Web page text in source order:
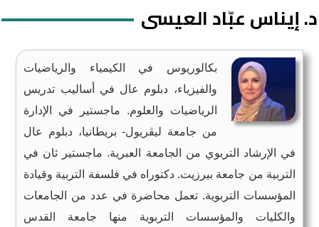
د. إيناس عبّاد العيسى
بكالوريوس في الكيمياء والرياضيات
والفيزياء، دبلوم عال في أساليب تدريس
الرياضيات والعلوم. ماجستير في الإدارة
من جامعة ليڤريول- بريطانيا، دبلوم عال
في الإرشاد التربوي من الجامعة العبرية. ماجستير ثان في
التربية من جامعة بيرزيت. دكتوراه في فلسفة التربية وقيادة
المؤسسات التربوية. تعمل محاضرة في عدد من الجامعات
والكليات والمؤسسات التربوية منها جامعة القدس